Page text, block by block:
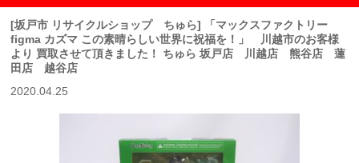
[坂戸市 リサイクルショップ ちゅら] 「マックスファクトリー
figma カズマ この素晴らしい世界に祝福を！」 川越市のお客様
より 買取させて頂きました！ ちゅら 坂戸店 川越店 熊谷店 蓮
田店 越谷店
2020.04.25